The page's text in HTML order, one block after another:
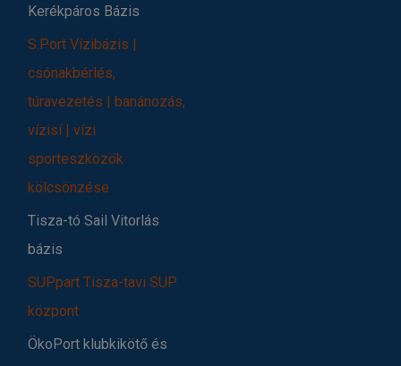
Kerékpáros Bázis
S.Port Vízibázis |
csónakbérlés,
túravezetés | banánozás,
vízisí | vízi
sporteszközök
kölcsönzése
Tisza-tó Sail Vitorlás
bázis
SUPpart Tisza-tavi SUP
központ
ÖkoPort klubkikötő és